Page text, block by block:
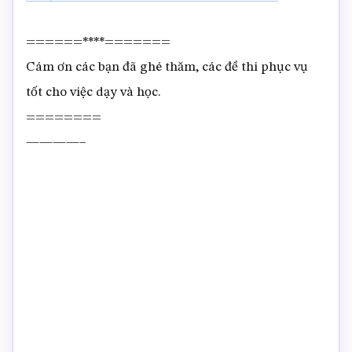
======****=======
Cám ơn các bạn đã ghé thăm, các đề thi phục vụ
tốt cho việc dạy và học.
========
————–